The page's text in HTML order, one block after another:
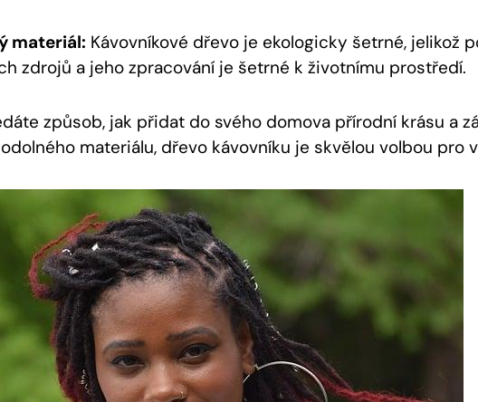
materiál: Kávovníkové dřevo je ekologicky šetrné, jelikož
zdrojů a jeho zpracování je šetrné k životnímu prostředí.
způsob, jak přidat do svého domova přírodní krásu a
materiálu, dřevo kávovníku je skvělou volbou pro